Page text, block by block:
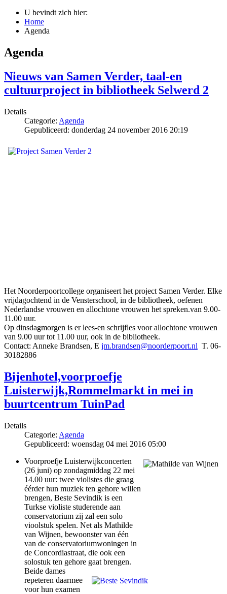
U bevindt zich hier:
Home
Agenda
Agenda
Nieuws van Samen Verder, taal-en
cultuurproject in bibliotheek Selwerd 2
Details
Categorie: Agenda
Gepubliceerd: donderdag 24 november 2016 20:19
Het Noorderpoortcollege organiseert het project Samen Verder. Elke
vrijdagochtend in de Vensterschool, in de bibliotheek, oefenen
Nederlandse vrouwen en allochtone vrouwen het spreken.van 9.00-
11.00 uur.
Op dinsdagmorgen is er lees-en schrijfles voor allochtone vrouwen
van 9.00 uur tot 11.00 uur, ook in de bibliotheek.
Contact: Anneke Brandsen, E jm.brandsen@noorderpoort.nl T. 06-
30182886
Bijenhotel,voorproefje
Luisterwijk,Rommelmarkt in mei in
buurtcentrum TuinPad
Details
Categorie: Agenda
Gepubliceerd: woensdag 04 mei 2016 05:00
Voorproefje Luisterwijkconcerten
(26 juni) op zondagmiddag 22 mei
14.00 uur: twee violistes die graag
éérder hun muziek ten gehore willen
brengen, Beste Sevindik is een
Turkse violiste studerende aan
conservatorium zij zal een solo
vioolstuk spelen. Net als Mathilde
van Wijnen, bewoonster van één
van de conservatoriumwoningen in
de Concordiastraat, die ook een
solostuk ten gehore gaat brengen.
Beide dames
repeteren daarmee
voor hun examen